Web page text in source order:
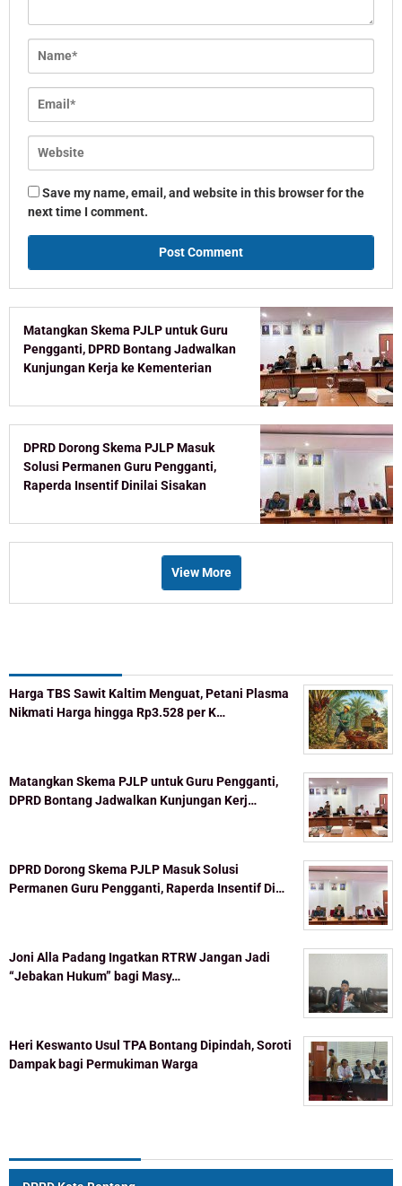
Save my name, email, and website in this browser for the
next time I comment.
Matangkan Skema PJLP untuk Guru
Pengganti, DPRD Bontang Jadwalkan
Kunjungan Kerja ke Kementerian
DPRD Dorong Skema PJLP Masuk
Solusi Permanen Guru Pengganti,
Raperda Insentif Dinilai Sisakan
View More
Harga TBS Sawit Kaltim Menguat, Petani Plasma
Nikmati Harga hingga Rp3.528 per K…
Matangkan Skema PJLP untuk Guru Pengganti,
DPRD Bontang Jadwalkan Kunjungan Kerj…
DPRD Dorong Skema PJLP Masuk Solusi
Permanen Guru Pengganti, Raperda Insentif Di…
Joni Alla Padang Ingatkan RTRW Jangan Jadi
“Jebakan Hukum” bagi Masy…
Heri Keswanto Usul TPA Bontang Dipindah, Soroti
Dampak bagi Permukiman Warga